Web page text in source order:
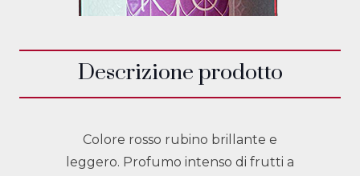
Descrizione prodotto
Colore rosso rubino brillante e
leggero. Profumo intenso di frutti a